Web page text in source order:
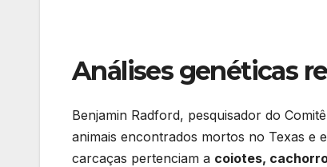
Análises genéticas
Benjamin Radford, pesquisador do
animais encontrados mortos no Texas e
carcaças pertenciam a coiotes,